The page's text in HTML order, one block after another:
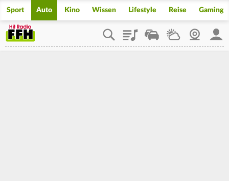
Sport Auto Kino Wissen Lifestyle Reise Gaming
PlaylistStaupilotWetterWebcam